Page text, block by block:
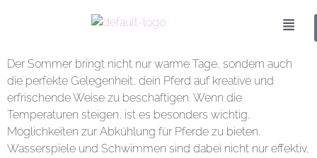
Der Sommer bringt nicht nur warme Tage, sondern auch
die perfekte Gelegenheit, dein Pferd auf kreative und
erfrischende Weise zu beschäftigen. Wenn die
Temperaturen steigen, ist es besonders wichtig,
Möglichkeiten zur Abkühlung für Pferde zu bieten.
Wasserspiele und Schwimmen sind dabei nicht nur effektiv,